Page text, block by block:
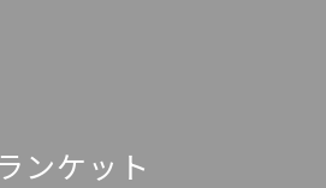
ンケット